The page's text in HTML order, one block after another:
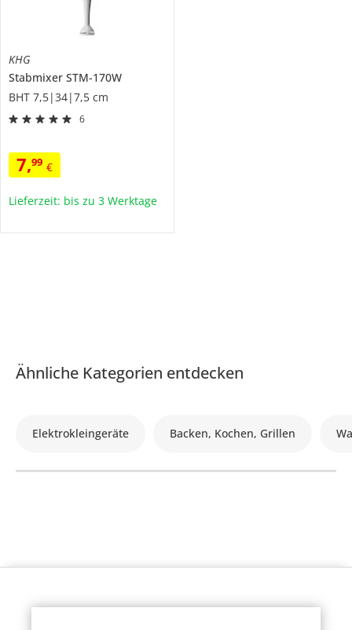
KHG
Stabmixer STM-170W
BHT 7,5|34|7,5 cm
6
7,99 €
Lieferzeit: bis zu 3 Werktage
Ähnliche Kategorien entdecken
Elektrokleingeräte Backen, Kochen, Grillen